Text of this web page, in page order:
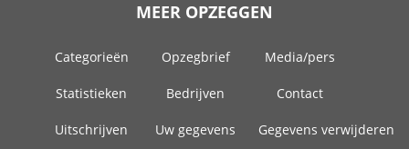
MEER OPZEGGEN
Categorieën Opzegbrief Media/pers
Statistieken Bedrijven Contact
Uitschrijven Uw gegevens Gegevens verwijderen